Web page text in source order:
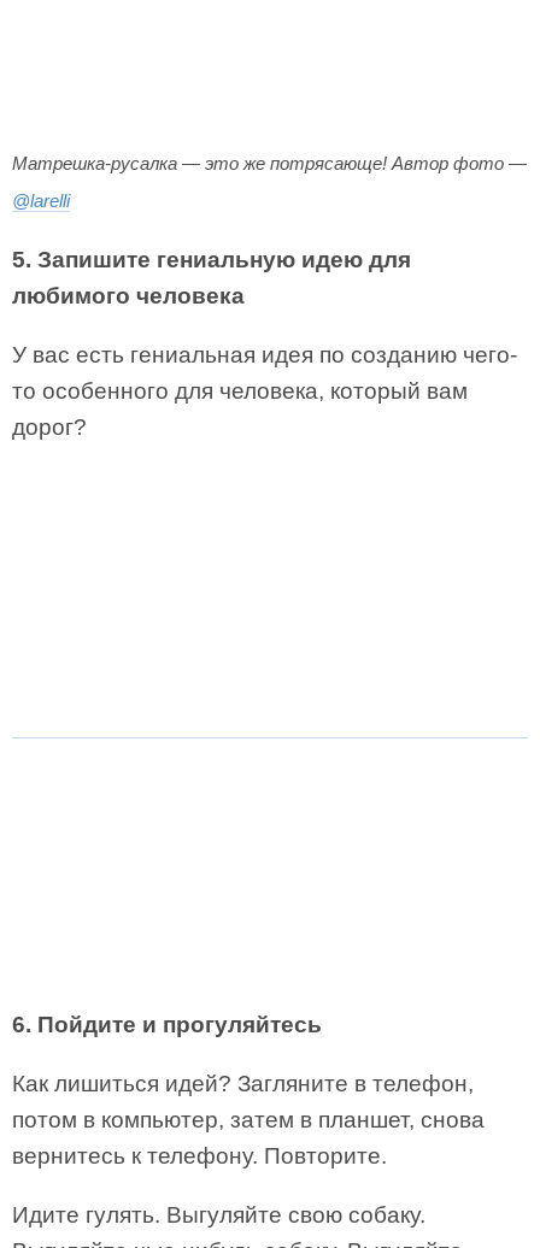
Матрешка-русалка — это же потрясающе! Автор фото —
@larelli
5. Запишите гениальную идею для
любимого человека
У вас есть гениальная идея по созданию чего-
то особенного для человека, который вам
дорог?
6. Пойдите и прогуляйтесь
Как лишиться идей? Загляните в телефон,
потом в компьютер, затем в планшет, снова
вернитесь к телефону. Повторите.
Идите гулять. Выгуляйте свою собаку.